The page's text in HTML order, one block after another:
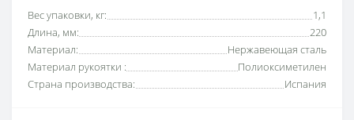
Вес упаковки, кг:
1,1
Длина, мм:
220
Материал:
Нержавеющая сталь
Материал рукоятки :
Полиоксиметилен
Страна производства:
Испания